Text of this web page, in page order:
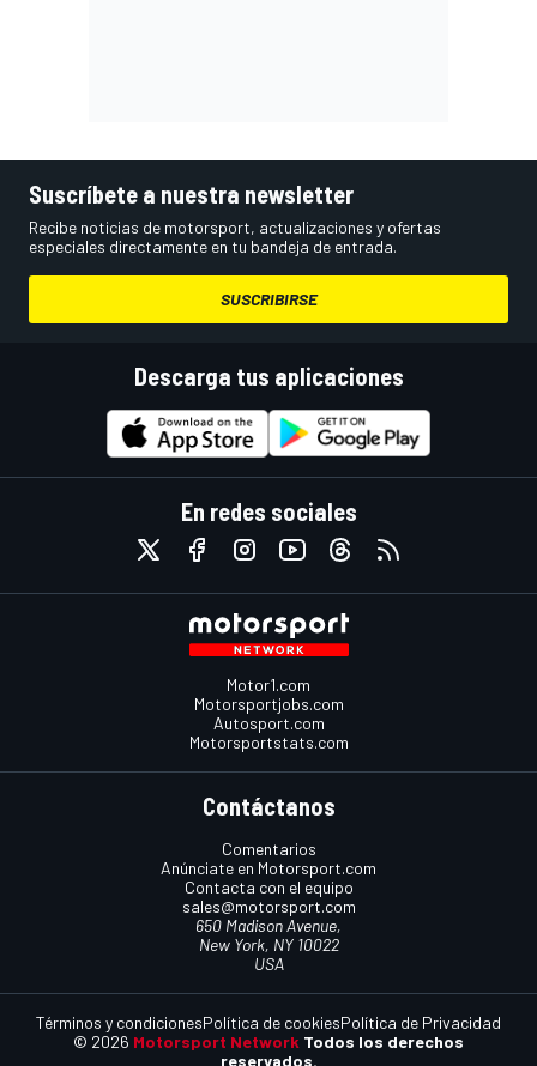
Suscríbete a nuestra newsletter
Recibe noticias de motorsport, actualizaciones y ofertas
especiales directamente en tu bandeja de entrada.
SUSCRIBIRSE
Descarga tus aplicaciones
En redes sociales
Motor1.com
Motorsportjobs.com
Autosport.com
Motorsportstats.com
Contáctanos
Comentarios
Anúnciate en Motorsport.com
Contacta con el equipo
sales@motorsport.com
650 Madison Avenue,
New York, NY 10022
USA
© 2026 Motorsport Network Todos los derechos
reservados.
Términos y condicionesPolítica de cookiesPolítica de Privacidad